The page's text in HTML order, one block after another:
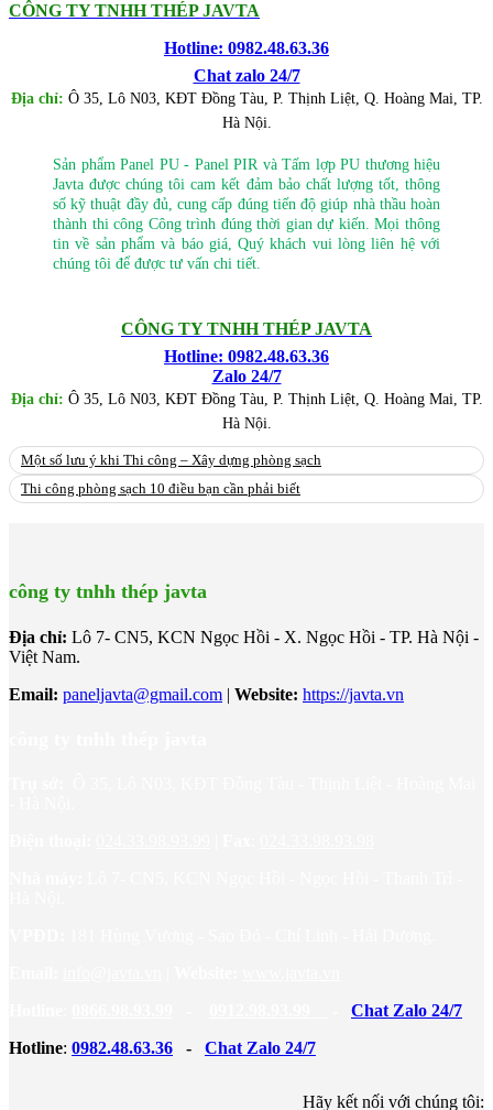
CÔNG TY TNHH THÉP JAVTA
Hotline: 0982.48.63.36
Chat zalo 24/7
Địa chỉ: Ô 35, Lô N03, KĐT Đồng Tàu, P. Thịnh Liệt, Q. Hoàng Mai, TP.
Hà Nội.
Sản phẩm Panel PU - Panel PIR và Tấm lợp PU thương hiệu
Javta được chúng tôi cam kết đảm bảo chất lượng tốt, thông
số kỹ thuật đầy đủ, cung cấp đúng tiến độ giúp nhà thầu hoàn
thành thi công Công trình đúng thời gian dự kiến. Mọi thông
tin về sản phẩm và báo giá, Quý khách vui lòng liên hệ với
chúng tôi để được tư vấn chi tiết.
CÔNG TY TNHH THÉP JAVTA
Hotline: 0982.48.63.36
Zalo 24/7
Địa chỉ: Ô 35, Lô N03, KĐT Đồng Tàu, P. Thịnh Liệt, Q. Hoàng Mai, TP.
Hà Nội.
Một số lưu ý khi Thi công – Xây dựng phòng sạch
Thi công phòng sạch 10 điều bạn cần phải biết
công ty tnhh thép javta
Địa chỉ: Lô 7- CN5, KCN Ngọc Hồi - X. Ngọc Hồi - TP. Hà Nội -
Việt Nam.
Email: paneljavta@gmail.com | Website: https://javta.vn
Chat Zalo 24/7
Hotline: 0982.48.63.36 - Chat Zalo 24/7
Hãy kết nối với chúng tôi: